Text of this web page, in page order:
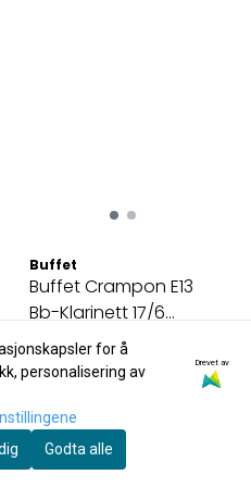
Buffet
Buffet Crampon E13
Bb-Klarinett 17/6
BC1102C-2-0GB
m/gigbag
23.700,-
Kjøp
for å
personalisering av
Drevet av
Godta alle